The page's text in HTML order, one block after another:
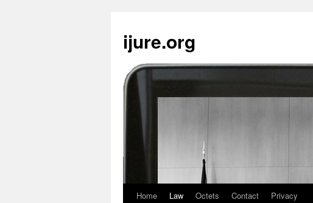
ijure.org
Home Law Octets Contact Privacy